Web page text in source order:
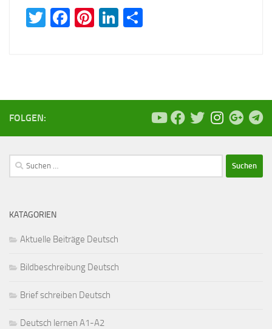
Twitter
Facebook
Pinterest
LinkedIn
FOLGEN:
Suchen
nach:
KATAGORIEN
Aktuelle Beiträge Deutsch
Bildbeschreibung Deutsch
Brief schreiben Deutsch
Deutsch lernen A1-A2